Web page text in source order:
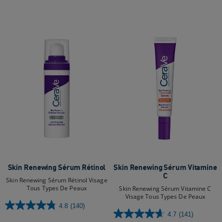
Skin Renewing Sérum Rétinol
Skin Renewing Sérum Rétinol Visage
Tous Types De Peaux
4.8 (140)
4.8
Skin Renewing Sérum Vitamine
C
Skin Renewing Sérum Vitamine C
Visage Tous Types De Peaux
4.7 (141)
4.7